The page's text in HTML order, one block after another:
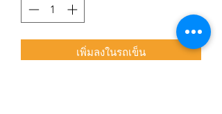
เพิ่มลงในรถเข็น